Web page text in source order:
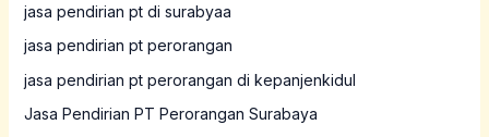
jasa pendirian pt di surabyaa
jasa pendirian pt perorangan
jasa pendirian pt perorangan di kepanjenkidul
Jasa Pendirian PT Perorangan Surabaya